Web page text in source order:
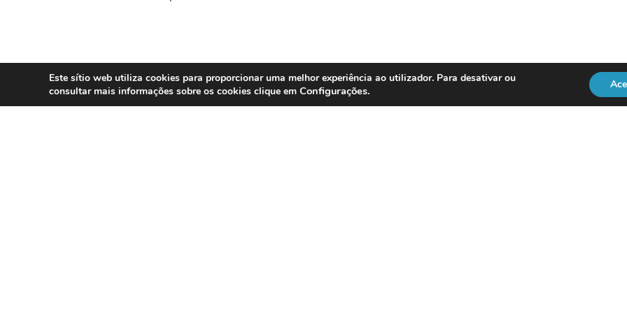
Este sítio web utiliza cookies para proporcionar uma melhor experiência ao utilizador. Para desativar ou
consultar mais informações sobre os cookies clique em Configurações.